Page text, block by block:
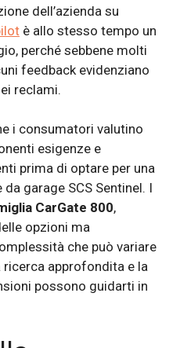
dell’azienda su
è allo stesso tempo un
perché sebbene molti
feedback evidenziano
reclami.
i consumatori valutino
esigenze e
prima di optare per una
garage SCS Sentinel. I
CarGate 800,
opzioni ma
che può variare
ricerca approfondita e la
possono guidarti in